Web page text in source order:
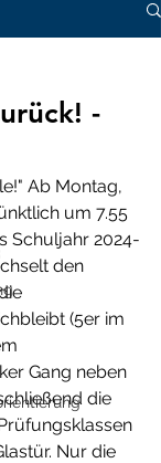
-
Ab Montag,
um 7.55
Schuljahr 2024-
den
(5er im
Gang neben
die
Nur die